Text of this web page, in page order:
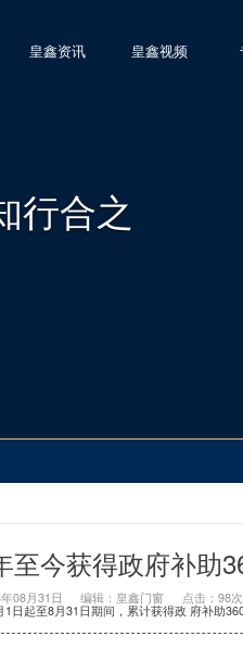
皇鑫资讯 皇鑫视频
行合之
至今获得政府补助
08月31日 编辑：皇鑫门窗
点击：98次
日起至8月31日期间，累计获得政 府补助